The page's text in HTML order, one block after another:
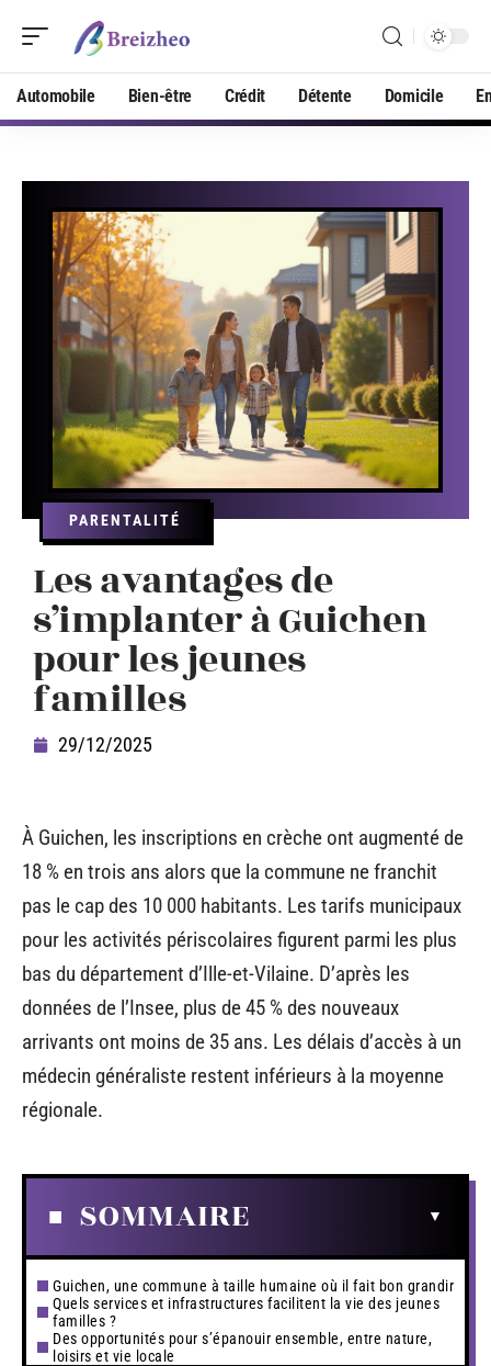
Automobile Bien-être Crédit Détente Domicile
PARENTALITÉ
Les avantages de
s’implanter à Guichen
pour les jeunes
familles
29/12/2025
À Guichen, les inscriptions en crèche ont augmenté de
18 % en trois ans alors que la commune ne franchit
pas le cap des 10 000 habitants. Les tarifs municipaux
pour les activités périscolaires figurent parmi les plus
bas du département d’Ille-et-Vilaine. D’après les
données de l’Insee, plus de 45 % des nouveaux
arrivants ont moins de 35 ans. Les délais d’accès à un
médecin généraliste restent inférieurs à la moyenne
régionale.
SOMMAIRE
Guichen, une commune à taille humaine où il fait bon grandir
Quels services et infrastructures facilitent la vie des jeunes
familles ?
Des opportunités pour s’épanouir ensemble, entre nature,
loisirs et vie locale